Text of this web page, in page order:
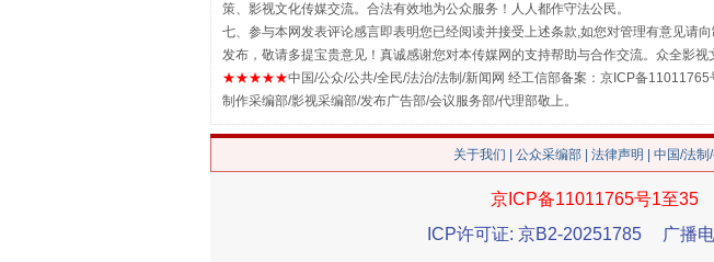
解纷+调解+退费，一次搞定
珠
策、影视文化传媒交流。合法有效地为公众服务！人人都作守法公民。
七、参与本网发表评论感言即表明您已经阅读并接受上述条款,如您对管理有意见
发布，敬请多提宝贵意见！真诚感谢您对本传媒网的支持帮助与合作交流。众全影
★★★★★中国/公众/公共/全民/法治/法制/新闻网 经工信部备案：京ICP备
制作采编部/影视采编部/发布广告部/会议服务部/代理部敬上。
关于我们 公众采编部 法律声明 | 中国/法
京ICP备11011765号1至35
ICP许可证: 京B2-20251785
广播